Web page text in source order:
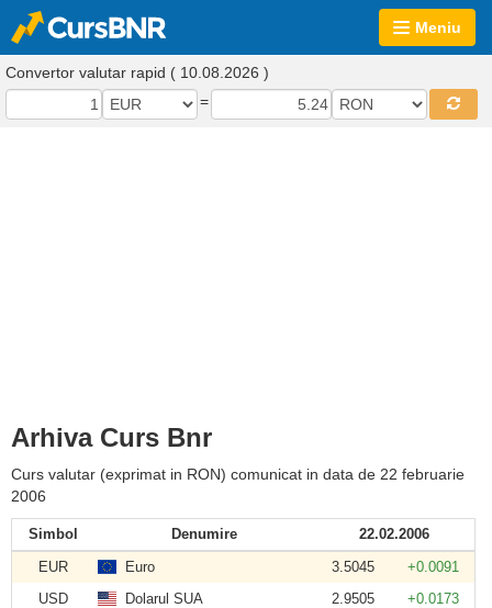
Meniu
Convertor valutar rapid ( 10.08.2026 )
=
Arhiva Curs Bnr
Curs valutar (exprimat in RON) comunicat in data de 22 februarie
2006
Simbol Denumire
22.02.2006
EUR
Euro 3.5045
+0.0091
USD
Dolarul SUA 2.9505
+0.0173